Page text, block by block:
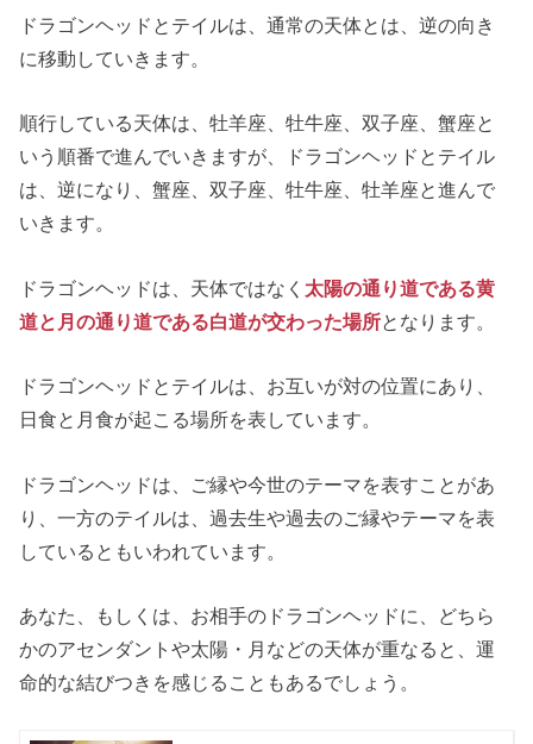
ドラゴンヘッドとテイルは、通常の天体とは、逆の向き
に移動していきます。
順行している天体は、牡羊座、牡牛座、双子座、蟹座と
いう順番で進んでいきますが、ドラゴンヘッドとテイル
は、逆になり、蟹座、双子座、牡牛座、牡羊座と進んで
いきます。
ドラゴンヘッドは、天体ではなく 太陽の通り道である黄
道と月の通り道である白道が交わった場所となります。
ドラゴンヘッドとテイルは、お互いが対の位置にあり、
日食と月食が起こる場所を表しています。
ドラゴンヘッドは、ご縁や今世のテーマを表すことがあ
り、一方のテイルは、過去生や過去のご縁やテーマを表
しているともいわれています。
あなた、もしくは、お相手のドラゴンヘッドに、どちら
かのアセンダントや太陽・月などの天体が重なると、運
命的な結びつきを感じることもあるでしょう。